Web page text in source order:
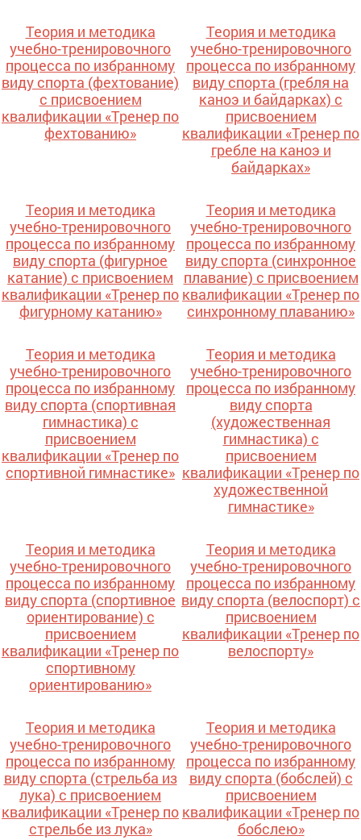
Теория и методика
учебно-тренировочного
процесса по избранному
виду спорта (фехтование)
с присвоением
квалификации «Тренер по
фехтованию»
Теория и методика
учебно-тренировочного
процесса по избранному
виду спорта (гребля на
каноэ и байдарках) с
присвоением
квалификации «Тренер по
гребле на каноэ и
байдарках»
Теория и методика
учебно-тренировочного
процесса по избранному
виду спорта (фигурное
катание) с присвоением
квалификации «Тренер по
фигурному катанию»
Теория и методика
учебно-тренировочного
процесса по избранному
виду спорта (синхронное
плавание) с присвоением
квалификации «Тренер по
синхронному плаванию»
Теория и методика
учебно-тренировочного
процесса по избранному
виду спорта (спортивная
гимнастика) с
присвоением
квалификации «Тренер по
спортивной гимнастике»
Теория и методика
учебно-тренировочного
процесса по избранному
виду спорта
(художественная
гимнастика) с
присвоением
квалификации «Тренер по
художественной
гимнастике»
Теория и методика
учебно-тренировочного
процесса по избранному
виду спорта (спортивное
ориентирование) с
присвоением
квалификации «Тренер по
спортивному
ориентированию»
Теория и методика
учебно-тренировочного
процесса по избранному
виду спорта (велоспорт) с
присвоением
квалификации «Тренер по
велоспорту»
Теория и методика
учебно-тренировочного
процесса по избранному
виду спорта (стрельба из
лука) с присвоением
квалификации «Тренер по
стрельбе из лука»
Теория и методика
учебно-тренировочного
процесса по избранному
виду спорта (бобслей) с
присвоением
квалификации «Тренер по
бобслею»